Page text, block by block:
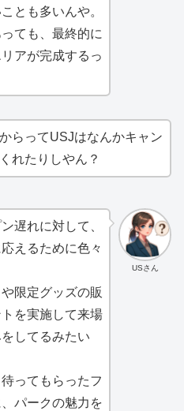
とも多いんや。
ても、最終的に
アが完成するっ
らってUSJはなんかキャン
れたりしやん？
USさん
遅れに対して、
えるために色々
限定グッズの販
を実施して来場
してるみたい
ってもらったフ
パークの魅力を